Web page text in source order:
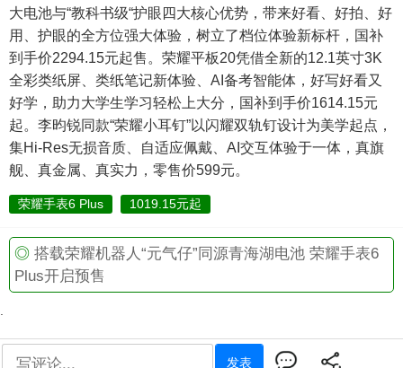
大电池与“教科书级“护眼四大核心优势，带来好看、好拍、好
用、护眼的全方位强大体验，树立了档位体验新标杆，国补
到手价2294.15元起售。荣耀平板20凭借全新的12.1英寸3K
全彩类纸屏、类纸笔记新体验、AI备考智能体，好写好看又
好学，助力大学生学习轻松上大分，国补到手价1614.15元
起。李昀锐同款“荣耀小耳钉”以闪耀双轨钉设计为美学起点，
集Hi-Res无损音质、自适应佩戴、AI交互体验于一体，真旗
舰、真金属、真实力，零售价599元。
荣耀手表6 Plus 1019.15元起
◎ 搭载荣耀机器人“元气仔”同源青海湖电池 荣耀手表6
Plus开启预售